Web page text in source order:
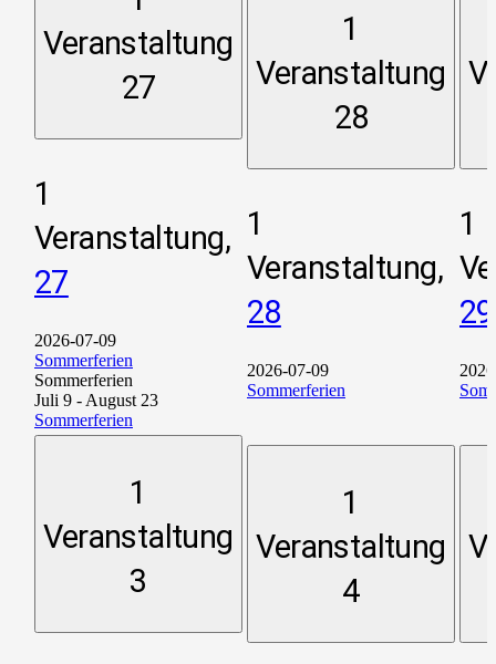
Veranstaltung
27
1
Veranstaltung,
27
2026-07-09
Sommerferien
Sommerferien
Juli 9 - August 23
Sommerferien
1
Veranstaltung
28
1
Veranstaltung,
28
2026-07-09
Sommerferien
1
29
1
Veranstaltung
3
1
Veranstaltung
4